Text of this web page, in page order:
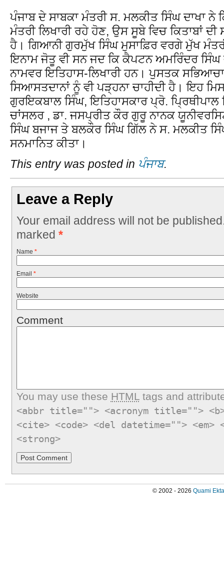
ਪੰਜਾਬ ਦੇ ਸਾਬਕਾ ਮੰਤਰੀ ਸ. ਮਲਕੀਤ ਸਿੰਘ ਦਾਖਾ ਨੇ
ਮੰਤਰੀ ਲਿਖਾਰੀ ਰਹੇ ਹੋਣ, ਉਸ ਸੂਬੇ ਵਿਚ ਕਿਤਾਬਾਂ ਦੀ
ਹੈ। ਗਿਆਨੀ ਗੁਰਮੁੱਖ ਸਿੰਘ ਮੁਸਾਫ਼ਿਰ ਵਰਗੇ ਮੁੱਖ
ਇਨਾਮ ਜੋਤੂ ਵੀ ਸਨ ਜਦ ਕਿ ਕੈਪਟਨ ਅਮਰਿੰਦਰ ਸਿੰਘ
ਨਾਮਵਰ ਇਤਿਹਾਸ-ਲਿਖਾਰੀ ਹਨ। ਪੁਸਤਕ
ਸਿਆਸਤਦਾਨਾਂ ਨੂੰ ਵੀ ਪੜ੍ਹਨਾ ਚਾਹੀਦੀ ਹੈ। ਇਹ
ਗੁਰਇਕਬਾਲ ਸਿੰਘ, ਇਤਿਹਾਸਕਾਰ ਪ੍ਰੋ.
ਚਾਂਸਲਰ , ਡਾ. ਜਸਪ੍ਰੀਤ ਕੌਰ ਗੁਰੂ ਨਾਨਕ
ਸਿੰਘ ਬਜਾਜ ਤੇ ਬਲਕੌਰ ਸਿੰਘ ਗਿੱਲ ਨੇ ਸ. ਮਲਕੀਤ
ਸਨਮਾਨਿਤ ਕੀਤਾ।
This entry was posted in ਪੰਜਾਬ.
Leave a Reply
Your email address will not be
marked *
Name *
Email *
Website
Comment
You may use these HTMLtags and
<abbr title=""> <acronym title="">
<cite> <code> <del datetime="">
<strong>
© 2002 - 2026 Quami